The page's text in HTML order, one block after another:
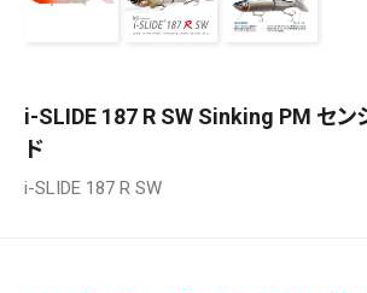
i-SLIDE 187 R SW Sinking PM セン
ド
i-SLIDE 187 R SW